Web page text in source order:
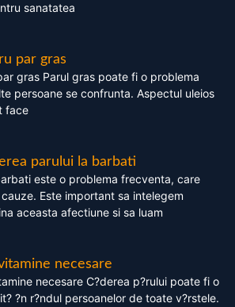
sanatatea
par gras
gras Parul gras poate fi o problema
persoane se confrunta. Aspectul uleios
face
parului la barbati
este o problema frecventa, care
Este important sa intelegem
aceasta afectiune si sa luam
necesare
necesare C?derea p?rului poate fi o
?n r?ndul persoanelor de toate v?rstele.